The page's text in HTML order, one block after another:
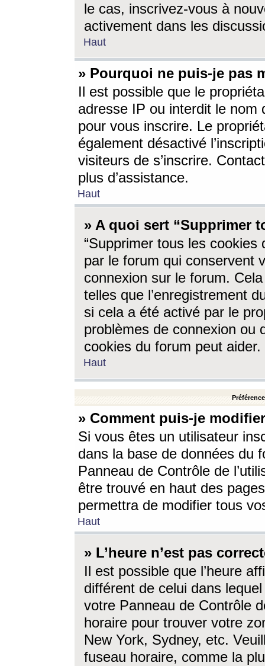
le cas, inscrivez-vous à
activement dans les
Haut
» Pourquoi ne puis-je pas
Il est possible que le
adresse IP ou interdit le nom
pour vous inscrire. Le
également désactivé
visiteurs de s’inscrire.
plus d’assistance.
Haut
» A quoi sert “Supprimer
“Supprimer tous les cookies
par le forum qui conservent
connexion sur le forum.
telles que l’enregistrement
si cela a été activé par le
problèmes de connexion ou
cookies du forum peut aider.
Haut
» Comment puis-je
Si vous êtes un utilisateur
dans la base de données du
Panneau de Contrôle de
être trouvé en haut des
permettra de modifier tous
Haut
» L’heure n’est pas
Il est possible que l’heure
différent de celui dans
votre Panneau de Contrôle
horaire pour trouver votre
New York, Sydney, etc.
fuseau horaire, comme la